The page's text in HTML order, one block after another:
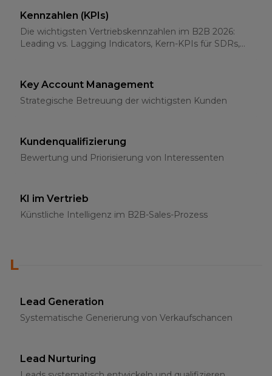
Kennzahlen (KPIs)
Die wichtigsten Vertriebskennzahlen im B2B 2026:
Leading vs. Lagging Indicators, Kern-KPIs für SDRs,
Key Account Management
Strategische Betreuung der wichtigsten Kunden
Kundenqualifizierung
Bewertung und Priorisierung von Interessenten
KI im Vertrieb
Künstliche Intelligenz im B2B-Sales-Prozess
L
Lead Generation
Systematische Generierung von Verkaufschancen
Lead Nurturing